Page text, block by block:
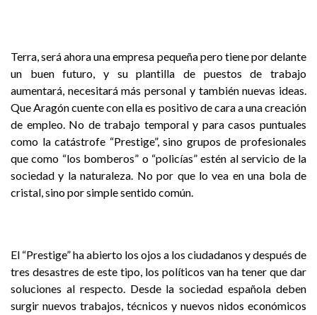
Terra, será ahora una empresa pequeña pero tiene por delante
un buen futuro, y su plantilla de puestos de trabajo
aumentará, necesitará más personal y también nuevas ideas.
Que Aragón cuente con ella es positivo de cara a una creación
de empleo. No de trabajo temporal y para casos puntuales
como la catástrofe “Prestige”, sino grupos de profesionales
que como “los bomberos” o “policías” estén al servicio de la
sociedad y la naturaleza. No por que lo vea en una bola de
cristal, sino por simple sentido común.
El “Prestige” ha abierto los ojos a los ciudadanos y después de
tres desastres de este tipo, los políticos van ha tener que dar
soluciones al respecto. Desde la sociedad española deben
surgir nuevos trabajos, técnicos y nuevos nidos económicos